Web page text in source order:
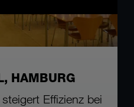
HAMBURG
Effizienz bei